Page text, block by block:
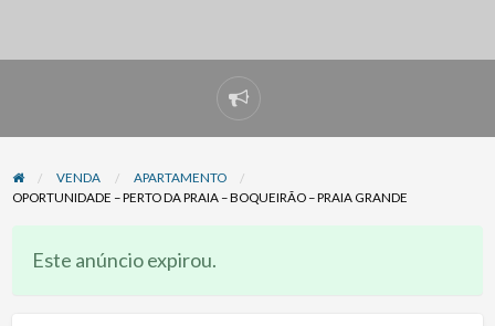
Denunciar
problema
VENDA
APARTAMENTO
OPORTUNIDADE – PERTO DA PRAIA – BOQUEIRÃO – PRAIA GRANDE
Este anúncio expirou.